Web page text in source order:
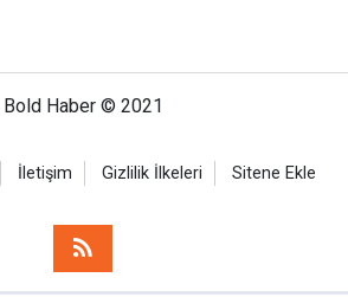
Bold Haber © 2021
İletişim Gizlilik İlkeleri Sitene Ekle